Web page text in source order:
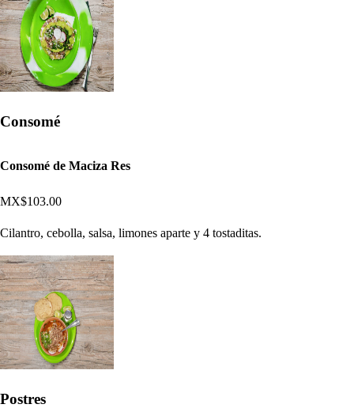
Consomé
Consomé de Maciza Res
MX$103.00
Cilantro, cebolla, salsa, limones aparte y 4 tostaditas.
Postres